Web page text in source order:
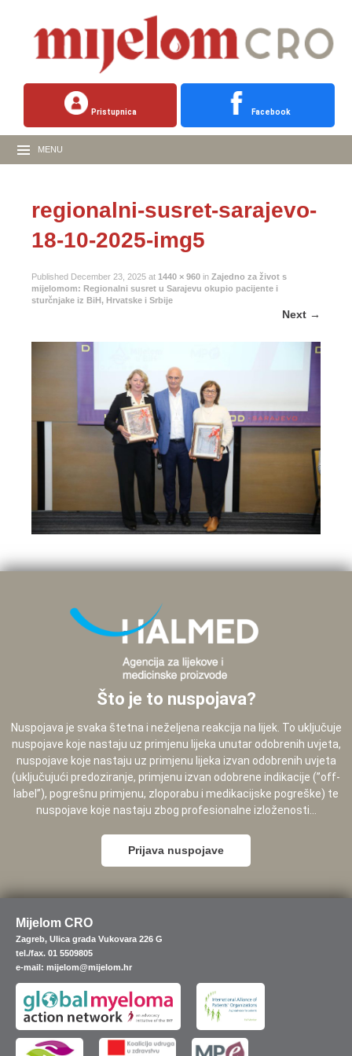
Pristupnica Facebook
MENU
regionalni-susret-sarajevo-
18-10-2025-img5
Published December 23, 2025 at 1440 × 960 in Zajedno za život s
mijelomom: Regionalni susret u Sarajevu okupio pacijente i
sturčnjake iz BiH, Hrvatske i Srbije
Next →
Što je to nuspojava?
Nuspojava je svaka štetna i neželjena reakcija na lijek. To uključuje
nuspojave koje nastaju uz primjenu lijeka unutar odobrenih uvjeta,
nuspojave koje nastaju uz primjenu lijeka izvan odobrenih uvjeta
(uključujući predoziranje, primjenu izvan odobrene indikacije (”off-
label”), pogrešnu primjenu, zloporabu i medikacijske pogreške) te
nuspojave koje nastaju zbog profesionalne izloženosti...
Prijava nuspojave
Mijelom CRO
Zagreb, Ulica grada Vukovara 226 G
tel./fax. 01 5509805
e-mail: mijelom@mijelom.hr